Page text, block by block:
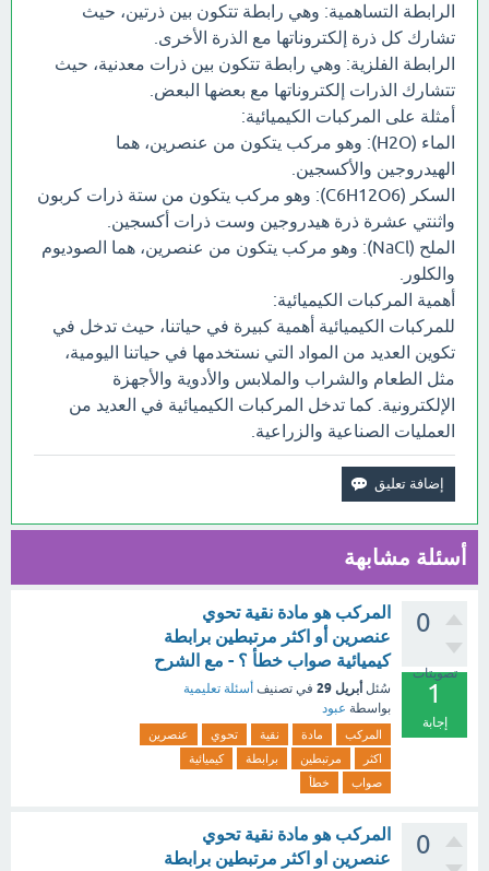
الرابطة التساهمية: وهي رابطة تتكون بين ذرتين، حيث
تشارك كل ذرة إلكتروناتها مع الذرة الأخرى.
الرابطة الفلزية: وهي رابطة تتكون بين ذرات معدنية، حيث
تتشارك الذرات إلكتروناتها مع بعضها البعض.
أمثلة على المركبات الكيميائية:
الماء (H2O): وهو مركب يتكون من عنصرين، هما
الهيدروجين والأكسجين.
السكر (C6H12O6): وهو مركب يتكون من ستة ذرات كربون
واثنتي عشرة ذرة هيدروجين وست ذرات أكسجين.
الملح (NaCl): وهو مركب يتكون من عنصرين، هما الصوديوم
والكلور.
أهمية المركبات الكيميائية:
للمركبات الكيميائية أهمية كبيرة في حياتنا، حيث تدخل في
تكوين العديد من المواد التي نستخدمها في حياتنا اليومية،
مثل الطعام والشراب والملابس والأدوية والأجهزة
الإلكترونية. كما تدخل المركبات الكيميائية في العديد من
العمليات الصناعية والزراعية.
أسئلة مشابهة
0
تصويتات
1
إجابة
المركب هو مادة نقية تحوي
عنصرين أو اكثر مرتبطين برابطة
كيميائية صواب خطأ ؟ - مع الشرح
سُئل أبريل 29 في تصنيف أسئلة تعليمية
بواسطة عبود
المركب مادة نقية تحوي
عنصرين
اكثر
مرتبطين برابطة
كيميائية
صواب
خطأ
0
المركب هو مادة نقية تحوي
عنصرين او اكثر مرتبطين برابطة